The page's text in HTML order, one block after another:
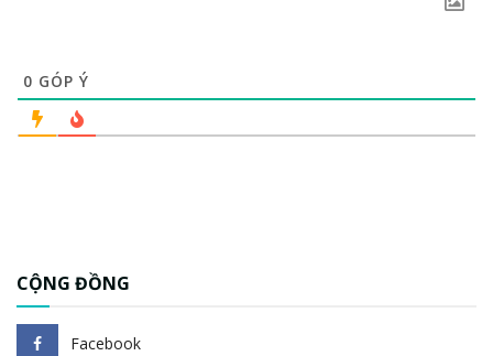
0 GÓP Ý
CỘNG ĐỒNG
Facebook